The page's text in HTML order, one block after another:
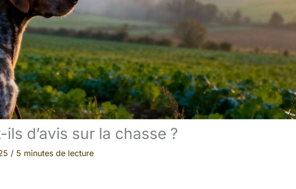
d’avis sur la chasse ?
/ 5 minutes de lecture